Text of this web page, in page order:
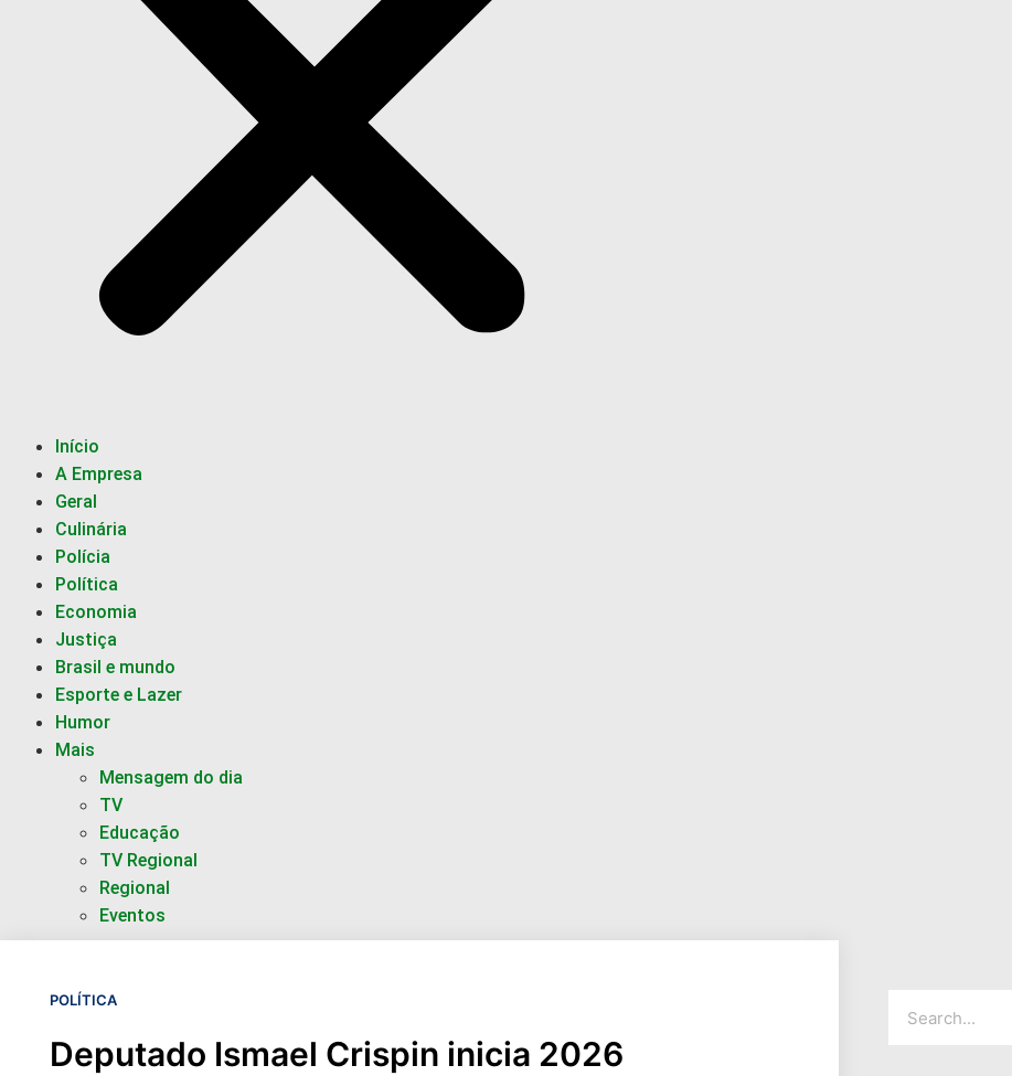
Início
A Empresa
Geral
Culinária
Polícia
Política
Economia
Justiça
Brasil e mundo
Esporte e Lazer
Humor
Mais
Mensagem do dia
TV
Educação
TV Regional
Regional
Eventos
POLÍTICA
Deputado Ismael Crispin inicia 2026